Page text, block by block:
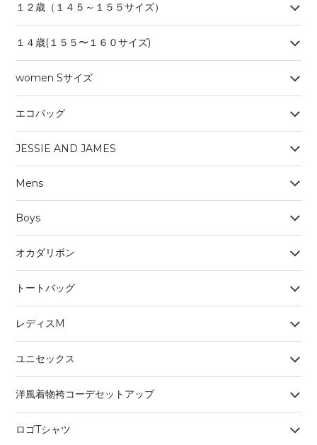
１２歳（１４５～１５５サイズ）
１４歳(１５５〜１６０サイズ)
women Sサイズ
エコバッグ
JESSIE AND JAMES
Mens
Boys
オカダリボン
トートバッグ
レディスM
ユニセックス
洋風着物袴コーデセットアップ
ロゴTシャツ